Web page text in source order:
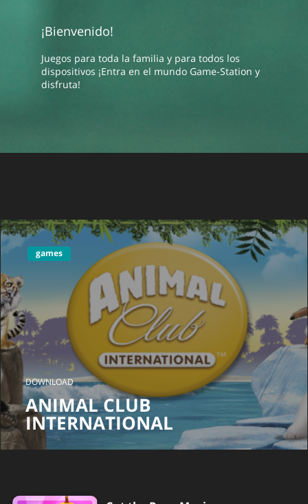
¡Bienvenido!
Juegos para toda la familia y para todos los
dispositivos ¡Entra en el mundo Game-Station y
disfruta!
games
DOWNLOAD
ANIMAL CLUB
INTERNATIONAL